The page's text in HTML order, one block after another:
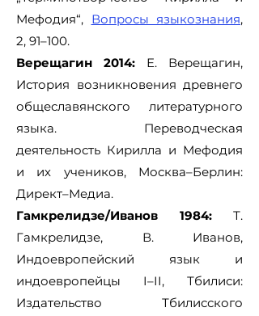
Мефодия“, Вопросы языкознания,
2, 91–100.
Верещагин 2014: Е. Верещагин,
История возникновения древнего
общеславянского литературного
языка. Переводческая
деятельность Кирилла и Мефодия
и их учеников, Москва–Берлин:
Директ–Медиа.
Гамкрелидзе/Иванов 1984:Т.
Гамкрелидзе, В. Иванов,
Индоевропейский язык и
индоевропейцы I–II, Тбилиси:
Издательство Тбилисского